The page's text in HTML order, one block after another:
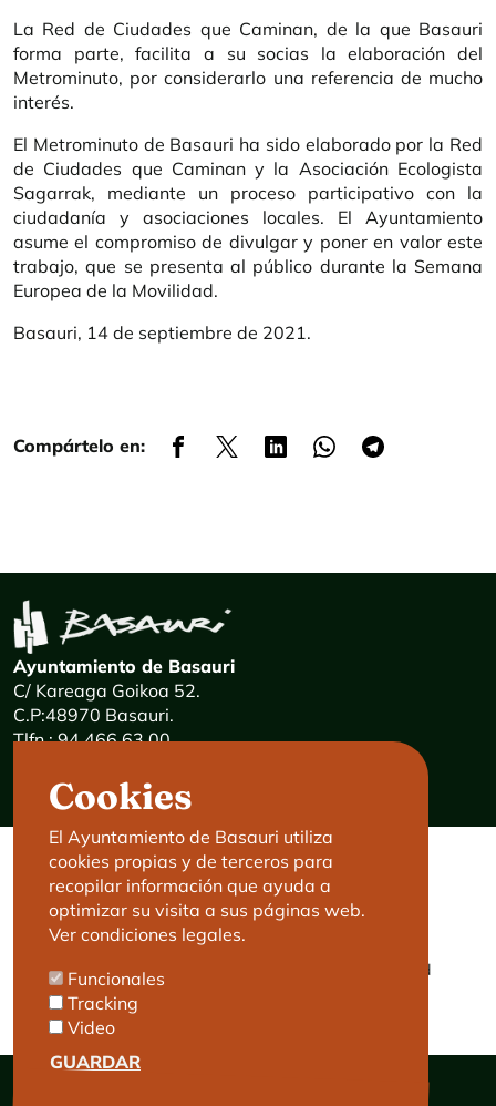
La Red de Ciudades que Caminan, de la que Basauri
forma parte, facilita a su socias la elaboración del
Metrominuto, por considerarlo una referencia de mucho
interés.
El Metrominuto de Basauri ha sido elaborado por la Red
de Ciudades que Caminan y la Asociación Ecologista
Sagarrak, mediante un proceso participativo con la
ciudadanía y asociaciones locales. El Ayuntamiento
asume el compromiso de divulgar y poner en valor este
trabajo, que se presenta al público durante la Semana
Europea de la Movilidad.
Basauri, 14 de septiembre de 2021.
Compártelo en:
Cookies
El Ayuntamiento de Basauri utiliza
cookies propias y de terceros para
recopilar información que ayuda a
optimizar su visita a sus páginas web.
Ver condiciones legales.
Funcionales
Tracking
Video
GUARDAR
Ayuntamiento de Basauri
C/ Kareaga Goikoa 52.
C.P:48970 Basauri.
Tlfn.: 94 466 63 00
E-mail: haz@basauri.eus
CONTACTO
Basauri le atiende
Cita previa
LEGAL
Aviso legal
Política de privacidad